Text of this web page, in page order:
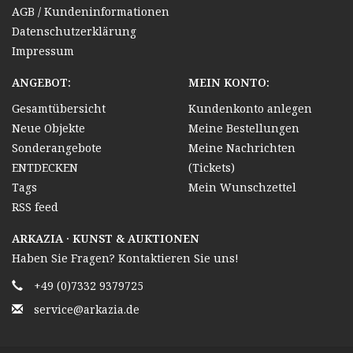
AGB / Kundeninformationen
Datenschutzerklärung
Impressum
ANGEBOT:
Gesamtübersicht
Neue Objekte
Sonderangebote
ENTDECKEN
Tags
RSS feed
MEIN KONTO:
Kundenkonto anlegen
Meine Bestellungen
Meine Nachrichten
(Tickets)
Mein Wunschzettel
ARKAZIA · KUNST & AUKTIONEN
Haben Sie Fragen? Kontaktieren Sie uns!
+49 (0)7332 9379725
service@arkazia.de